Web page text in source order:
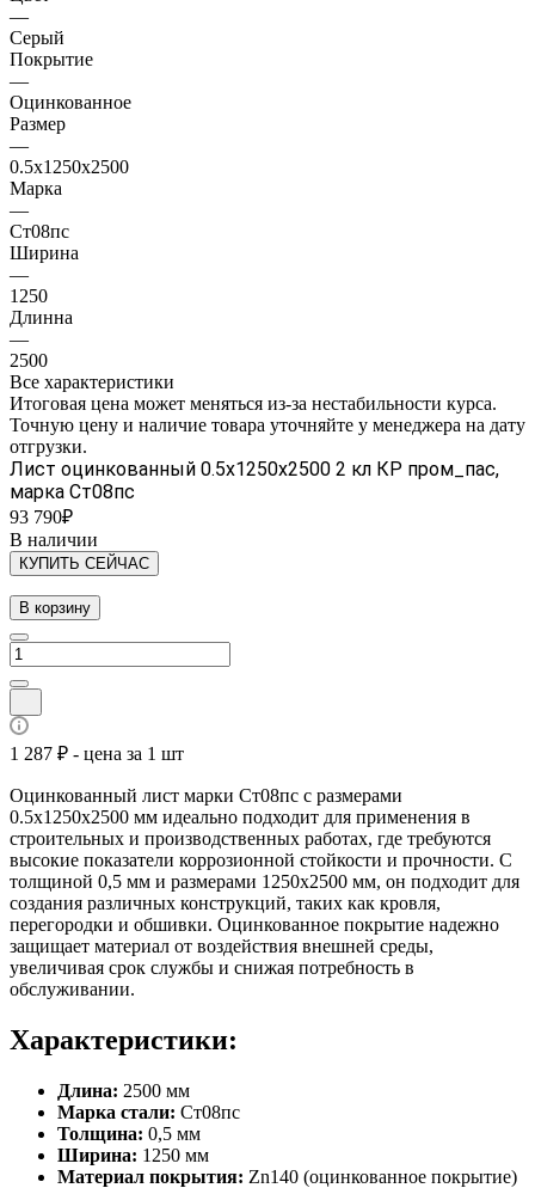
—
Серый
Покрытие
—
Оцинкованное
Размер
—
0.5х1250х2500
Марка
—
Ст08пс
Ширина
—
1250
Длинна
—
2500
Все характеристики
Итоговая цена может меняться из-за нестабильности курса.
Точную цену и наличие товара уточняйте у менеджера на дату
отгрузки.
Лист оцинкованный 0.5х1250х2500 2 кл КР пром_пас,
марка Ст08пс
93 790₽
В наличии
КУПИТЬ СЕЙЧАС
В корзину
1 287 ₽ - цена за 1 шт
Оцинкованный лист марки Ст08пс с размерами
0.5х1250х2500 мм идеально подходит для применения в
строительных и производственных работах, где требуются
высокие показатели коррозионной стойкости и прочности. С
толщиной 0,5 мм и размерами 1250х2500 мм, он подходит для
создания различных конструкций, таких как кровля,
перегородки и обшивки. Оцинкованное покрытие надежно
защищает материал от воздействия внешней среды,
увеличивая срок службы и снижая потребность в
обслуживании.
Характеристики:
Длина: 2500 мм
Марка стали: Ст08пс
Толщина: 0,5 мм
Ширина: 1250 мм
Материал покрытия: Zn140 (оцинкованное покрытие)